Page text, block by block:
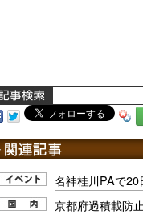
名神桂川PAで20
京都府過積載防